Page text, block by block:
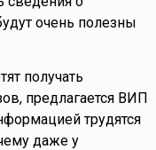
очень полезны
получать
предлагается ВИП
трудятся
даже у